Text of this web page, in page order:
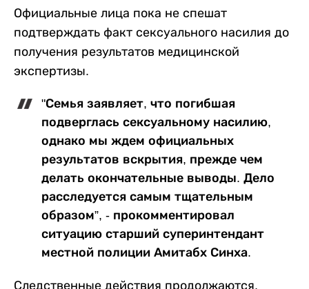
Официальные лица пока не спешат
подтверждать факт сексуального насилия до
получения результатов медицинской
экспертизы.
"Семья заявляет, что погибшая
подверглась сексуальному насилию,
однако мы ждем официальных
результатов вскрытия, прежде чем
делать окончательные выводы. Дело
расследуется самым тщательным
образом”, - прокомментировал
ситуацию старший суперинтендант
местной полиции Амитабх Синха.
Следственные действия продолжаются,